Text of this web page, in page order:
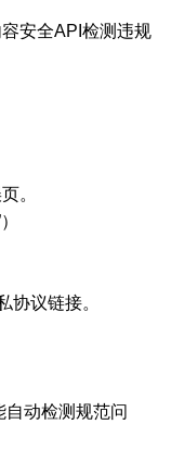
安全API检测违规
。
协议链接。
动检测规范问